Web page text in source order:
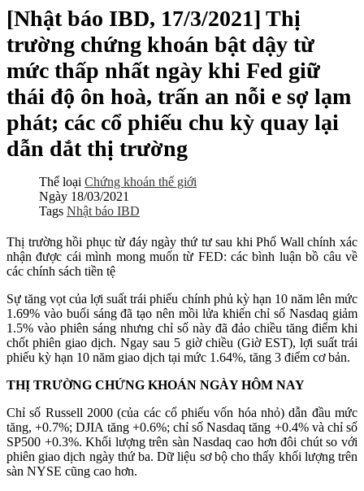
[Nhật báo IBD, 17/3/2021] Thị
trường chứng khoán bật dậy từ
mức thấp nhất ngày khi Fed giữ
thái độ ôn hoà, trấn an nỗi e sợ lạm
phát; các cổ phiếu chu kỳ quay lại
dẫn dắt thị trường
Thể loại Chứng khoán thế giới
Ngày 18/03/2021
Tags Nhật báo IBD
Thị trường hồi phục từ đáy ngày thứ tư sau khi Phố Wall chính xác
nhận được cái mình mong muốn từ FED: các bình luận bồ câu về
các chính sách tiền tệ
Sự tăng vọt của lợi suất trái phiếu chính phủ kỳ hạn 10 năm lên mức
1.69% vào buổi sáng đã tạo nên mồi lửa khiến chỉ số Nasdaq giảm
1.5% vào phiên sáng nhưng chỉ số này đã đảo chiều tăng điểm khi
chốt phiên giao dịch. Ngay sau 5 giờ chiều (Giờ EST), lợi suất trái
phiếu kỳ hạn 10 năm giao dịch tại mức 1.64%, tăng 3 điểm cơ bản.
THỊ TRƯỜNG CHỨNG KHOÁN NGÀY HÔM NAY
Chỉ số Russell 2000 (của các cổ phiếu vốn hóa nhỏ) dẫn đầu mức
tăng, +0.7%; DJIA tăng +0.6%; chỉ số Nasdaq tăng +0.4% và chỉ số
SP500 +0.3%. Khối lượng trên sàn Nasdaq cao hơn đôi chút so với
phiên giao dịch ngày thứ ba. Dữ liệu sơ bộ cho thấy khối lượng trên
sàn NYSE cũng cao hơn.